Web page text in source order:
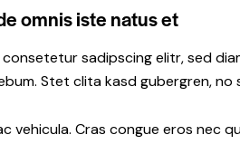
omnis iste natus et
sadipscing elitr, sed
Stet clita kasd gubergren,
vehicula. Cras congue eros nec